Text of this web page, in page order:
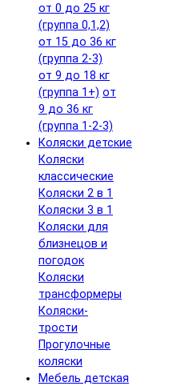
от 0 до 25 кг
(группа 0,1,2)
от 15 до 36 кг
(группа 2-3)
от 9 до 18 кг
(группа 1+) от
9 до 36 кг
(группа 1-2-3)
Коляски детские
Коляски
классические
Коляски 2 в 1
Коляски 3 в 1
Коляски для
близнецов и
погодок
Коляски
трансформеры
Коляски-
трости
Прогулочные
коляски
Мебель детская